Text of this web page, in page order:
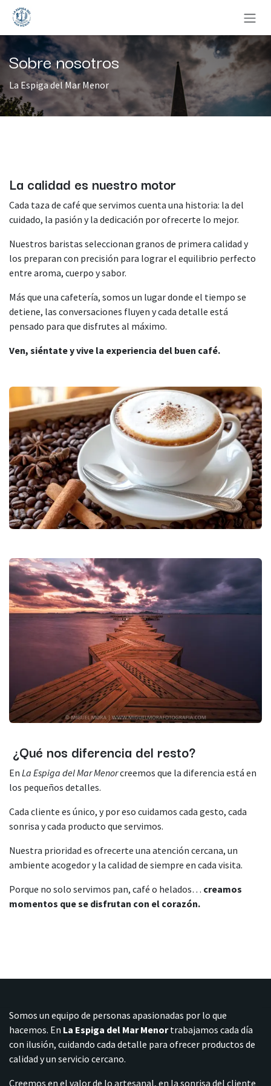
Ir al contenido
Sobre nosotros
La Espiga del Mar Menor
La calidad es nuestro motor
Cada taza de café que servimos cuenta una historia: la del
cuidado, la pasión y la dedicación por ofrecerte lo mejor.
Nuestros baristas seleccionan granos de primera calidad y
los preparan con precisión para lograr el equilibrio perfecto
entre aroma, cuerpo y sabor.
Más que una cafetería, somos un lugar donde el tiempo se
detiene, las conversaciones fluyen y cada detalle está
pensado para que disfrutes al máximo.
Ven, siéntate y vive la experiencia del buen café.
¿Qué nos diferencia del resto?
En La Espiga del Mar Menorcreemos que la diferencia está en
los pequeños detalles.
Cada cliente es único, y por eso cuidamos cada gesto, cada
sonrisa y cada producto que servimos.
Nuestra prioridad es ofrecerte una atención cercana, un
ambiente acogedor y la calidad de siempre en cada visita.
Porque no solo servimos pan, café o helados… creamos
momentos que se disfrutan con el corazón.
Somos un equipo de personas apasionadas por lo que
hacemos. En La Espiga del Mar Menortrabajamos cada día
con ilusión, cuidando cada detalle para ofrecer productos de
calidad y un servicio cercano.
Creemos en el valor de lo artesanal, en la sonrisa del cliente